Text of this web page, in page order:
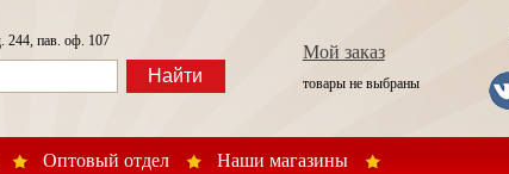
Оптовый отдел Наши магазины
пав. оф. 107
Найти
Мой заказ
товары не выбраны